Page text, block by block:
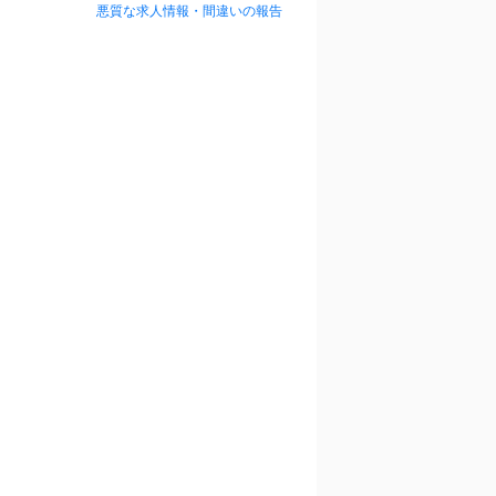
悪質な求人情報・間違いの報告